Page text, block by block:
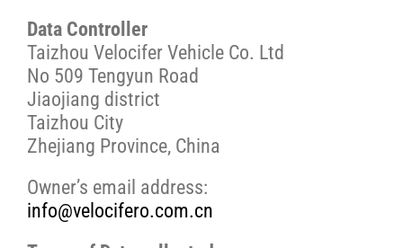
Data Controller
Taizhou Velocifer Vehicle Co. Ltd
No 509 Tengyun Road
Jiaojiang district
Taizhou City
Zhejiang Province, China
Owner’s email address:
info@velocifero.com.cn